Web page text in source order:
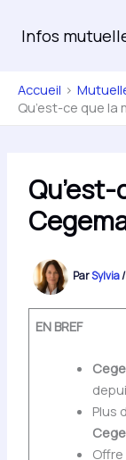
Infos
Accueil
Qu’est-ce que la
ParSylvia/
EN BREF
Plus